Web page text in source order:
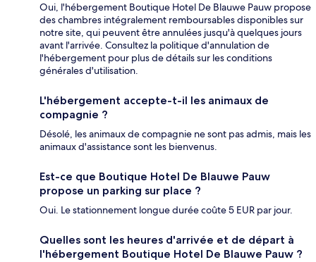
Oui, l'hébergement Boutique Hotel De Blauwe Pauw propose
des chambres intégralement remboursables disponibles sur
notre site, qui peuvent être annulées jusqu'à quelques jours
avant l'arrivée. Consultez la politique d'annulation de
l'hébergement pour plus de détails sur les conditions
générales d'utilisation.
L'hébergement accepte-t-il les animaux de
compagnie ?
Désolé, les animaux de compagnie ne sont pas admis, mais les
animaux d'assistance sont les bienvenus.
Est-ce que Boutique Hotel De Blauwe Pauw
propose un parking sur place ?
Oui. Le stationnement longue durée coûte 5 EUR par jour.
Quelles sont les heures d'arrivée et de départ à
l'hébergement Boutique Hotel De Blauwe Pauw ?